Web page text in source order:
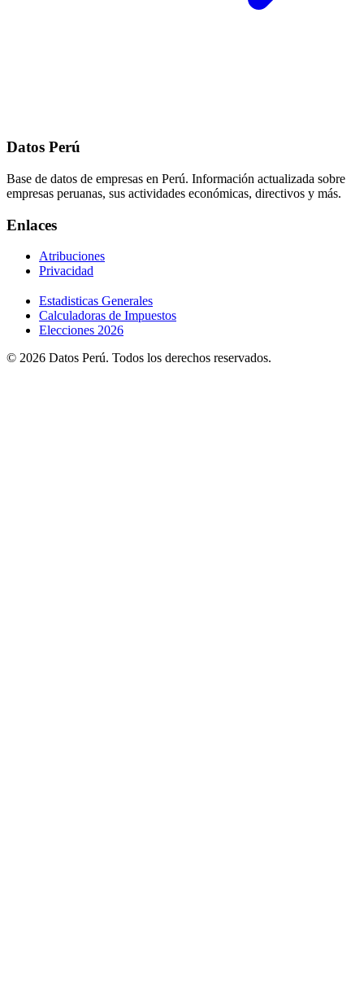
Datos Perú
Base de datos de empresas en Perú. Información actualizada sobre
empresas peruanas, sus actividades económicas, directivos y más.
Enlaces
Atribuciones
Privacidad
Estadisticas Generales
Calculadoras de Impuestos
Elecciones 2026
© 2026 Datos Perú. Todos los derechos reservados.